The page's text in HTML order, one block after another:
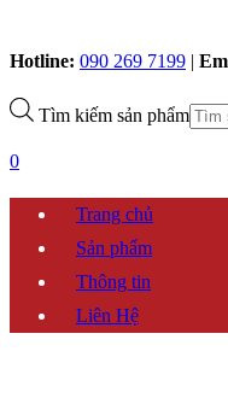
Hotline: 090 269 7199 |
Tìm kiếm sản phẩm
0
Trang chủ
Sản phẩm
Thông tin
Liên Hệ